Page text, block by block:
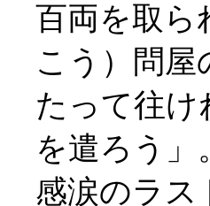
百両を取ら
こう）問
たって往け
を遣ろう
感涙のラス